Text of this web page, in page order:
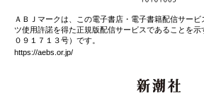
ＡＢＪマークは、この電子書店・電子書籍配信サー
ツ使用許諾を得た正規版配信サービスであることを示
０９１７１３号）です。
https://aebs.or.jp/